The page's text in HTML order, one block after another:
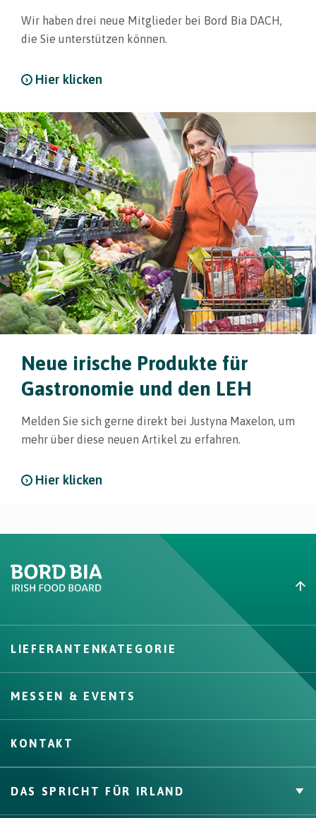
Wir haben drei neue Mitglieder bei Bord Bia DACH,
die Sie unterstützen können.
Hier klicken
Neue irische Produkte für
Gastronomie und den LEH
Melden Sie sich gerne direkt bei Justyna Maxelon, um
mehr über diese neuen Artikel zu erfahren.
Hier klicken
Create New List
Create
LIEFERANTENKATEGORIE
MESSEN & EVENTS
KONTAKT
DAS SPRICHT FÜR IRLAND